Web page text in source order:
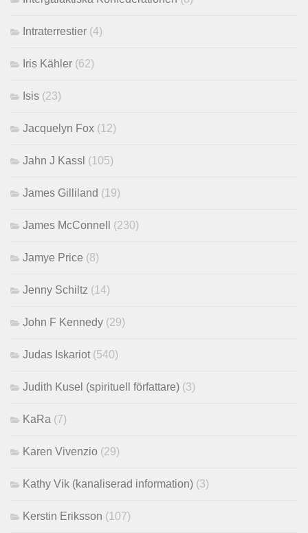
Intraterrestier (4)
Iris Kähler (62)
Isis (23)
Jacquelyn Fox (12)
Jahn J Kassl (105)
James Gilliland (19)
James McConnell (230)
Jamye Price (8)
Jenny Schiltz (14)
John F Kennedy (29)
Judas Iskariot (540)
Judith Kusel (spirituell författare) (3)
KaRa (7)
Karen Vivenzio (29)
Kathy Vik (kanaliserad information) (3)
Kerstin Eriksson (107)